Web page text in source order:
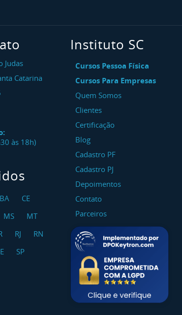
Judas
Catarina
às 18h)
BA
CE
MS
MT
RJ
RN
SP
Instituto SC
Cursos Pessoa Física
Cursos Para Empresas
Quem Somos
Clientes
Certificação
Blog
Cadastro PF
Cadastro PJ
Depoimentos
Contato
Parceiros